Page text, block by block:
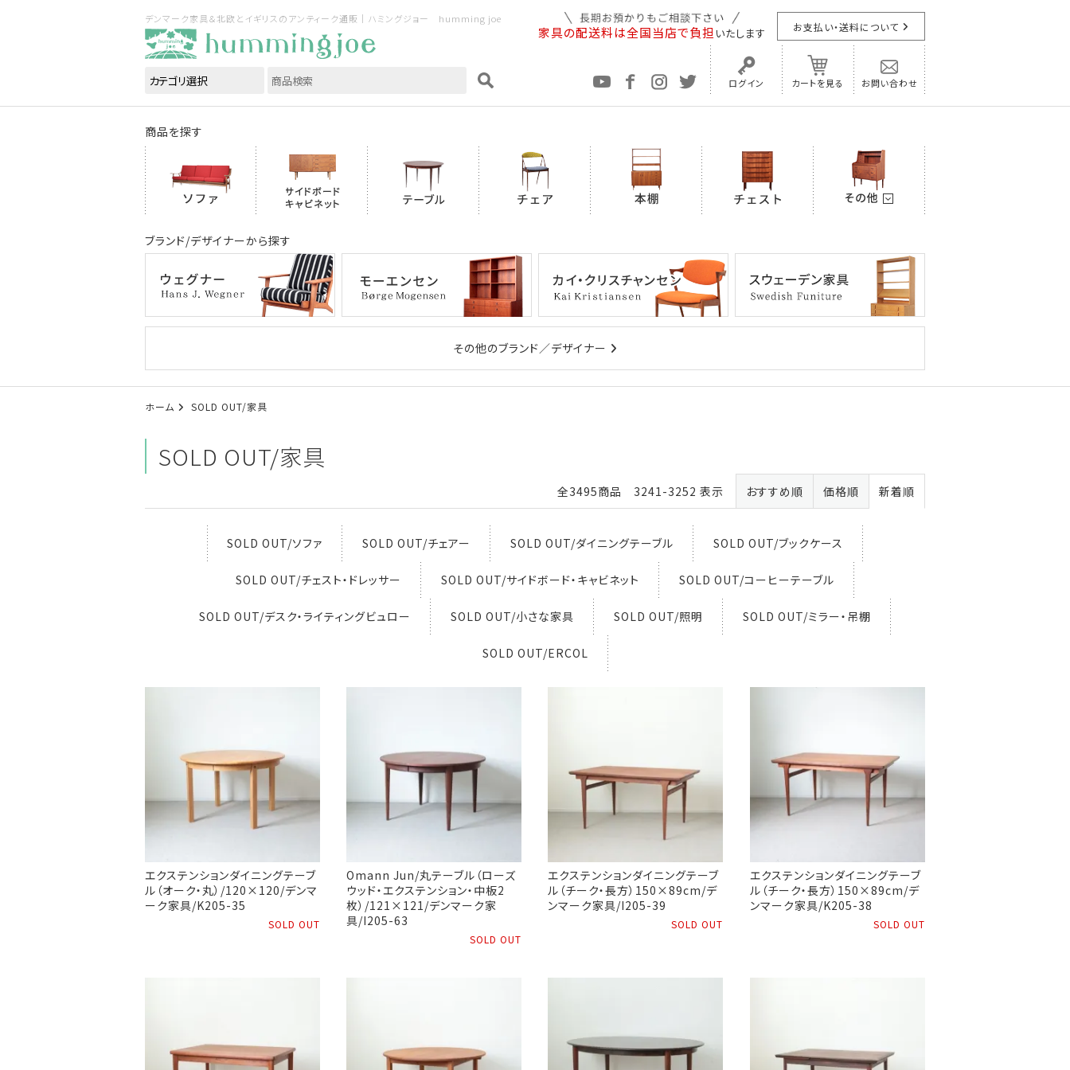
デンマーク家具＆北欧とイギリスのアンティーク通販｜ハミングジョー humming joe
家具の配送料は全国当店で負担 いたします お支払い・送料について
ログイン カートを見る お問い合わせ
商品を探す
ブランド/デザイナーから探す
その他のブランド／デザイナー
ホーム SOLD OUT/家具
SOLD OUT/家具
全3495商品 3241-3252 表示 おすすめ順 価格順 新着順
SOLD OUT/ソファ SOLD OUT/チェアー SOLD OUT/ダイニングテーブル SOLD OUT/ブックケース
SOLD OUT/チェスト・ドレッサー SOLD OUT/サイドボード・キャビネット SOLD OUT/コーヒーテーブル
SOLD OUT/デスク・ライティングビュロー SOLD OUT/小さな家具 SOLD OUT/照明 SOLD OUT/ミラー・吊棚
SOLD OUT/ERCOL
エクステンションダイニングテーブ
ル（オーク・丸）/120×120/デンマ
ーク家具/K205-35
SOLD OUT
Omann Jun/丸テーブル（ローズ
ウッド・エクステンション・中板2
枚）/121×121/デンマーク家
具/I205-63
SOLD OUT
エクステンションダイニングテーブ
ル（チーク・長方）150×89cm/デ
ンマーク家具/I205-39
SOLD OUT
エクステンションダイニングテーブ
ル（チーク・長方）150×89cm/デ
ンマーク家具/K205-38
SOLD OUT